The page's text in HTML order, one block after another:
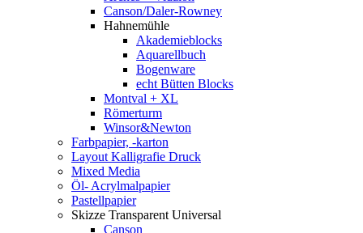
Canson/Daler-Rowney
Hahnemühle
Akademieblocks
Aquarellbuch
Bogenware
echt Bütten Blocks
Montval + XL
Römerturm
Winsor&Newton
Farbpapier, -karton
Layout Kalligrafie Druck
Mixed Media
Öl- Acrylmalpapier
Pastellpapier
Skizze Transparent Universal
Canson